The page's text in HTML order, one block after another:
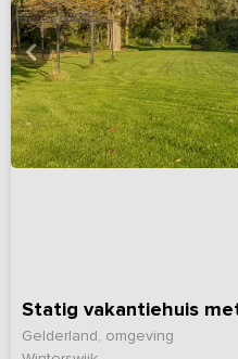
Statig vakantiehuis
Gelderland, omgeving